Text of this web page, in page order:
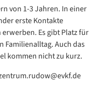
von 1-3 Jahren. In einer
erste Kontakte
Es gibt Platz für
Familienalltag. Auch das
kommen nicht zu kurz.